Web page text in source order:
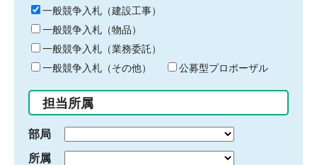
キ
ー
ワ
ー
ド
入
力
一般競争入札（建設工事）
一般競争入札（物品）
一般競争入札（業務委託）
一般競争入札（その他）
公募型プロポーザル
担当所属
部局
所属